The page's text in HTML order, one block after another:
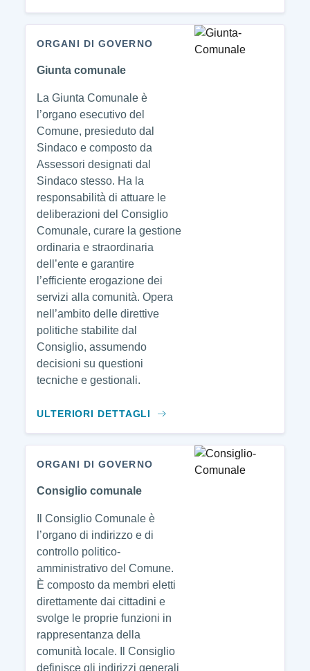
ORGANI DI GOVERNO
Giunta comunale
La Giunta Comunale è
l’organo esecutivo del
Comune, presieduto dal
Sindaco e composto da
Assessori designati dal
Sindaco stesso. Ha la
responsabilità di attuare le
deliberazioni del Consiglio
Comunale, curare la gestione
ordinaria e straordinaria
dell’ente e garantire
l’efficiente erogazione dei
servizi alla comunità. Opera
nell’ambito delle direttive
politiche stabilite dal
Consiglio, assumendo
decisioni su questioni
tecniche e gestionali.
ULTERIORI DETTAGLI
ORGANI DI GOVERNO
Consiglio comunale
Il Consiglio Comunale è
l’organo di indirizzo e di
controllo politico-
amministrativo del Comune.
È composto da membri eletti
direttamente dai cittadini e
svolge le proprie funzioni in
rappresentanza della
comunità locale. Il Consiglio
definisce gli indirizzi generali